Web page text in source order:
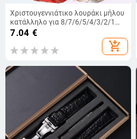
Χριστουγεννιάτικο λουράκι μήλου
κατάλληλο για 8/7/6/5/4/3/2/1
Full Series iwatch από νάιλον
7.04 €
add_shopping_cart